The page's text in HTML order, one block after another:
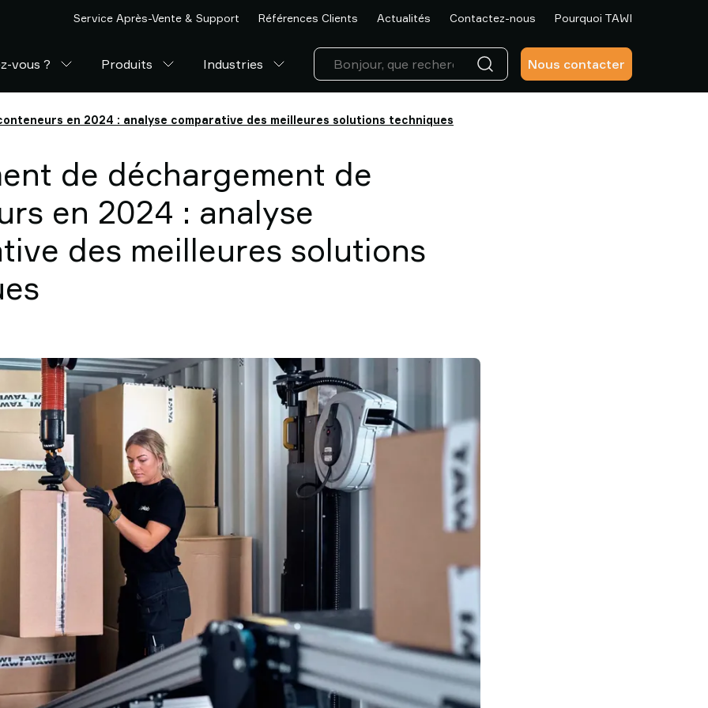
Service Après-Vente & Support Références Clients Actualités Contactez-nous Pourquoi TAWI
vous ? Produits Industries Nous contacter
en 2024 : analyse comparative des meilleures solutions techniques
de déchargement de
en 2024 : analyse
des meilleures solutions